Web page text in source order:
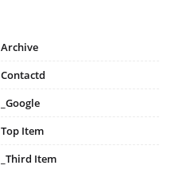
Archive
Contactd
_Google
Top Item
_Third Item